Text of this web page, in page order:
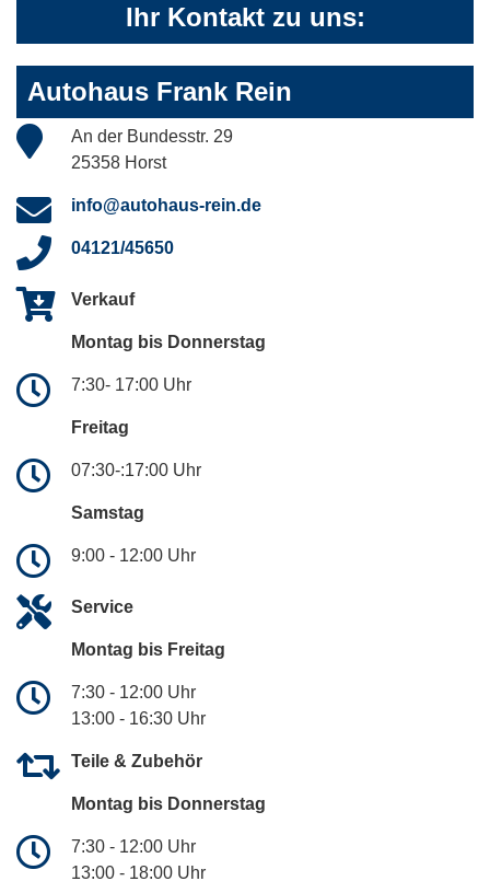
Ihr Kontakt zu uns:
Autohaus Frank Rein
An der Bundesstr. 29
25358 Horst
info@autohaus-rein.de
04121/45650
Verkauf
Montag bis Donnerstag
7:30- 17:00 Uhr
Freitag
07:30-:17:00 Uhr
Samstag
9:00 - 12:00 Uhr
Service
Montag bis Freitag
7:30 - 12:00 Uhr
13:00 - 16:30 Uhr
Teile & Zubehör
Montag bis Donnerstag
7:30 - 12:00 Uhr
13:00 - 18:00 Uhr